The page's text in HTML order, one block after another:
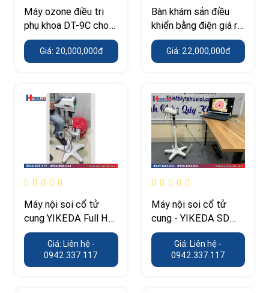
Máy ozone điều trị
phụ khoa DT-9C cho
phòng khám sản phụ
khoaGiá: 20,000,000đ
Bàn khám sản điều
khiển bằng điện giá rẻ
PJ-FJ2 cho phòng
khám nhỏ
Giá: 22,000,000đ
Máy nội soi cổ tử
cung YIKEDA Full HD
3003
Giá: Liên hệ -
0942.337.117
Máy nội soi cổ tử
cung - YIKEDA SD
3002
Giá: Liên hệ -
0942.337.117